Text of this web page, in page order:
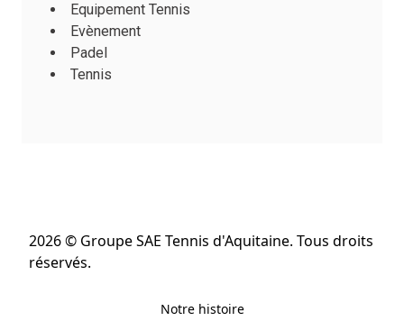
Equipement Tennis
Evènement
Padel
Tennis
2026 © Groupe SAE Tennis d'Aquitaine. Tous droits
réservés.
Notre histoire